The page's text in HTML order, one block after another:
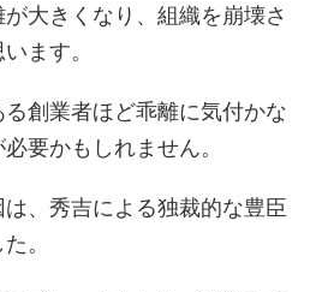
大きくなり、組織を崩壊さ
ます。
創業者ほど乖離に気付かな
要かもしれません。
、秀吉による独裁的な豊臣
。